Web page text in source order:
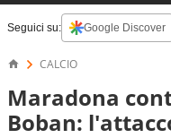
Seguici su: Google Discover
CALCIO
Maradona
Boban: